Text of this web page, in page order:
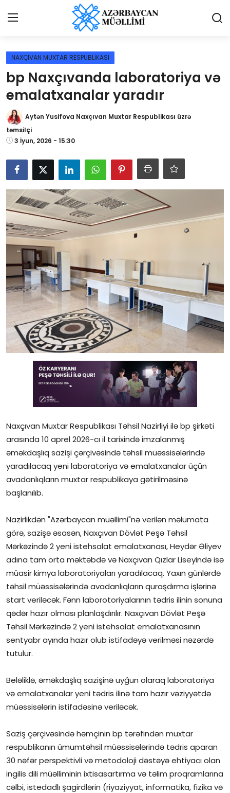
Giriş Qeydiyyat
Qəzetə elan ver
Haqqımızda
Biz kimik?
Bütün xəbərlər
Gündəlik
Təhsil
Müsahibə
Elm və innovasiya
Təhlil
Reportaj
Pedaqogika
Regionlar
Qəzetin PDF arxivi
İctimai şura
NAXÇIVAN MUXTAR RESPUBLİKASI
bp Naxçıvanda laboratoriya və
emalatxanalar yaradır
Aytən Yusifova Naxçıvan Muxtar Respublikası üzrə
təmsilçi
3 İyun, 2026 - 15:30
Naxçıvan Muxtar Respublikası Təhsil Nazirliyi ilə bp şirkəti
arasında 10 aprel 2026-cı il tarixində imzalanmış
əməkdaşlıq sazişi çərçivəsində təhsil müəssisələrində
yaradılacaq yeni laboratoriya və emalatxanalar üçün
avadanlıqların muxtar respublikaya gətirilməsinə
başlanılıb.
Nazirlikdən "Azərbaycan müəllimi"nə verilən məlumata
görə, sazişə əsasən, Naxçıvan Dövlət Peşə Təhsil
Mərkəzində 2 yeni istehsalat emalatxanası, Heydər Əliyev
adına tam orta məktəbdə və Naxçıvan Qızlar Liseyində isə
müasir kimya laboratoriyaları yaradılacaq. Yaxın günlərdə
təhsil müəssisələrində avadanlıqların quraşdırma işlərinə
start veriləcək. Fənn laborotoriyalarının tədris ilinin sonuna
qədər hazır olması planlaşdırılır. Naxçıvan Dövlət Peşə
Təhsil Mərkəzində 2 yeni istehsalat emalatxanasının
sentyabr ayında hazır olub istifadəyə verilməsi nəzərdə
tutulur.
Beləliklə, əməkdaşlıq sazişinə uyğun olaraq laboratoriya
və emalatxanalar yeni tədris ilinə tam hazır vəziyyətdə
müəssisələrin istifadəsinə veriləcək.
Saziş çərçivəsində həmçinin bp tərəfindən muxtar
respublikanın ümumtəhsil müəssisələrində tədris aparan
30 nəfər perspektivli və metodoloji dəstəyə ehtiyacı olan
ingilis dili müəlliminin ixtisasartırma və təlim proqramlarına
cəlbi, istedadlı şagirdlərin (riyaziyyat, informatika, fizika və